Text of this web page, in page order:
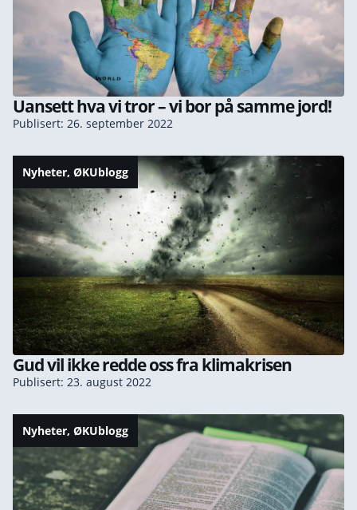
Uansett hva vi tror – vi bor på samme jord!
Publisert: 26. september 2022
Nyheter, ØKUblogg
Gud vil ikke redde oss fra klimakrisen
Publisert: 23. august 2022
Nyheter, ØKUblogg